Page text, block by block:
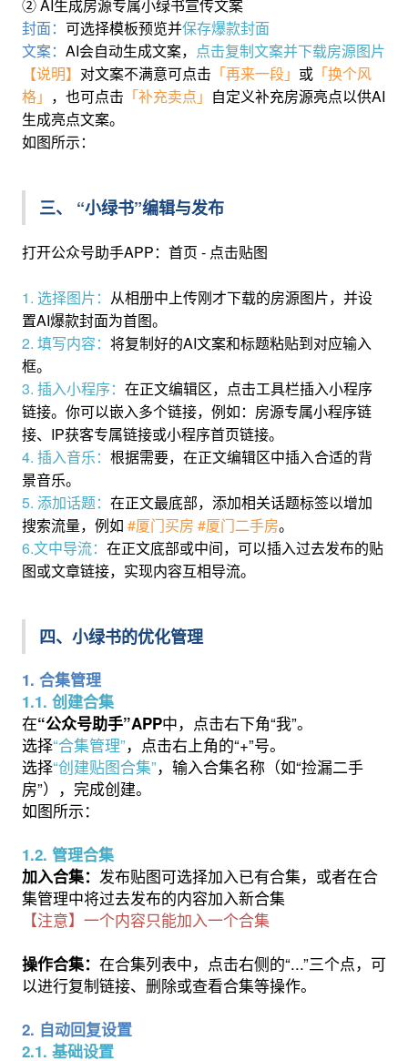
② AI生成房源专属小绿书宣传文案
封面： 可选择模板预览并保存爆款封面
文案： AI会自动生成文案， 点击复制文案并下载房源图片
【说明】 对文案不满意可点击 「再来一段」 或 「换个风
格」 ，也可点击 「补充卖点」 自定义补充房源亮点以供AI
生成亮点文案。
如图所示：
三、 “小绿书”编辑与发布
打开公众号助手APP：首页 - 点击贴图
1. 选择图片： 从相册中上传刚才下载的房源图片，并设
置AI爆款封面为首图。
2. 填写内容： 将复制好的AI文案和标题粘贴到对应输入
框。
3. 插入小程序： 在正文编辑区，点击工具栏插入小程序
链接。你可以嵌入多个链接，例如：房源专属小程序链
接、IP获客专属链接或小程序首页链接。
4. 插入音乐： 根据需要，在正文编辑区中插入合适的背
景音乐。
5. 添加话题： 在正文最底部，添加相关话题标签以增加
搜索流量，例如 #厦门买房 #厦门二手房。
6.文中导流： 在正文底部或中间，可以插入过去发布的贴
图或文章链接，实现内容互相导流。
四、小绿书的优化管理
1. 合集管理
1.1. 创建合集
在“公众号助手”APP中，点击右下角“我”。
选择“合集管理”，点击右上角的“+”号。
选择“创建贴图合集”，输入合集名称（如“捡漏二手
房”），完成创建。
如图所示：
1.2. 管理合集
加入合集： 发布贴图可选择加入已有合集，或者在合
集管理中将过去发布的内容加入新合集
【注意】一个内容只能加入一个合集
操作合集： 在合集列表中，点击右侧的“...”三个点，可
以进行复制链接、删除或查看合集等操作。
2. 自动回复设置
2.1. 基础设置